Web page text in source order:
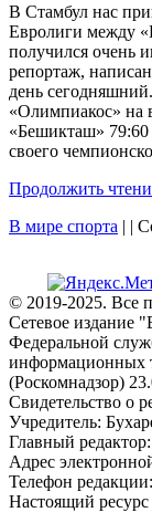
В Стамбул нас
Евролиги между
получился очень
репортаж,
день
«Олимпиакос» на
«Бешикташ» 79:60
своего
Продолжить
В мире спорта | |
© 2019-2025. Все
Сетевое издание
Федеральной
информационных
(Роскомнадзор)
Свидетельство о
Учредитель:
Главный
Адрес
Телефон
Настоящий